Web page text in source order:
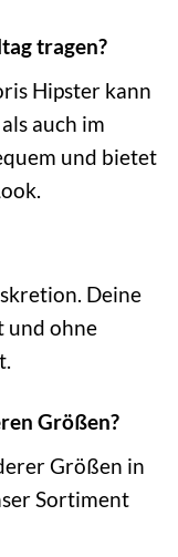
tragen?
Hipster kann
auch im
und bietet
Deine
und ohne
Größen?
Größen in
Sortiment